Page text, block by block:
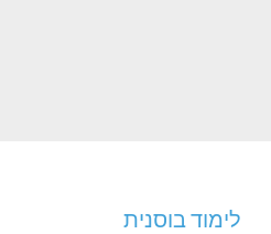
לימוד בוסנית